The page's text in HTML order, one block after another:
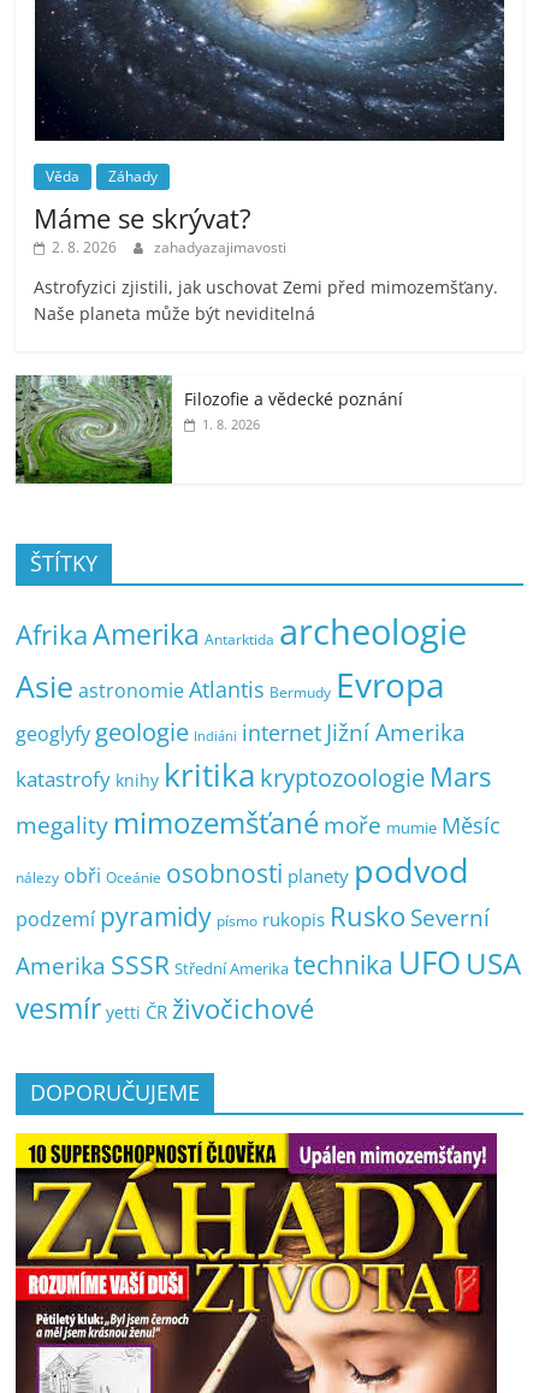
Věda Záhady
Máme se skrývat?
2. 8. 2026 zahadyazajimavosti
Astrofyzici zjistili, jak uschovat Zemi před mimozemšťany.
Naše planeta může být neviditelná
Filozofie a vědecké poznání
1. 8. 2026
ŠTÍTKY
AfrikaAmerika Antarktida archeologie
Asie astronomie Atlantis Bermudy Evropa
geoglyfy geologie Indiáni internet Jižní Amerika
katastrofy knihy kritika kryptozoologie Mars
megality mimozemšťanémoře mumie Měsíc
nálezy obři Oceánie osobnosti planety podvod
podzemí pyramidy písmo rukopis Rusko Severní
Amerika SSSR Střední Amerika technika UFO USA
vesmír yetti ČR živočichové
DOPORUČUJEME